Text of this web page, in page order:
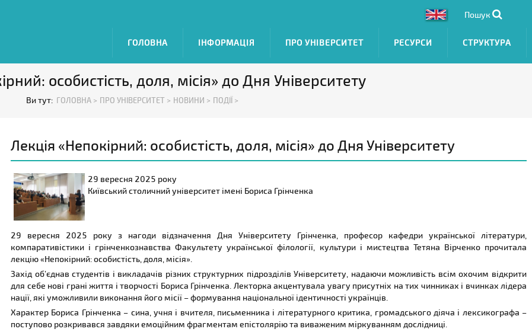
Пошук
ГОЛОВНА ІНФОРМАЦІЯ ПРО УНІВЕРСИТЕТ РЕСУРСИ СТРУКТУРА
особистість, доля, місія» до Дня Університету
Ви тут: ГОЛОВНА > ПРО УНІВЕРСИТЕТ > НОВИНИ > ПОДІЇ >
Лекція «Непокірний: особистість, доля, місія» до Дня Університету
29 вересня 2025 року
Київський столичний університет імені Бориса Грінченка
29 вересня 2025 року з нагоди відзначення Дня Університету Грінченка, професор кафедри української літератури,
компаративістики і грінченкознавства Факультету української філології, культури і мистецтва Тетяна Вірченко прочитала
лекцію «Непокірний: особистість, доля, місія».
Захід об’єднав студентів і викладачів різних структурних підрозділів Університету, надаючи можливість всім охочим відкрити
для себе нові грані життя і творчості Бориса Грінченка. Лекторка акцентувала увагу присутніх на тих чинниках і вчинках лідера
нації, які уможливили виконання його місії – формування національної ідентичності українців.
Характер Бориса Грінченка – сина, учня і вчителя, письменника і літературного критика, громадського діяча і лексикографа –
поступово розкривався завдяки емоційним фрагментам епістолярію та виваженим міркуванням дослідниці.